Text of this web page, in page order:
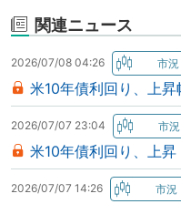
関連ニュース
2026/07/08 04:26
米10年債利回り、上
2026/07/07 23:04
米10年債利回り、上
2026/07/07 14:26